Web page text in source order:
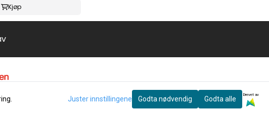
Kjøp
Juster innstillingene Godta nødvendig Godta alle
Drevet av